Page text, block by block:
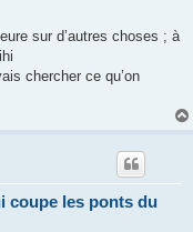
sur d’autres choses ; à
chercher ce qu’on
coupe les ponts du